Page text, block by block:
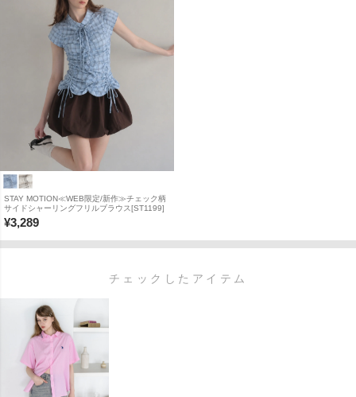
STAY MOTION≪WEB限定/新作≫チェック柄
サイドシャーリングフリルブラウス[ST1199]
¥3,289
チェックしたアイテム